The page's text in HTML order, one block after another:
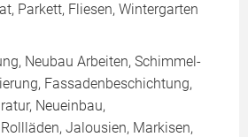
Parkett, Fliesen, Wintergarten
Neubau Arbeiten, Schimmel-
Fassadenbeschichtung,
Neueinbau,
Jalousien, Markisen,